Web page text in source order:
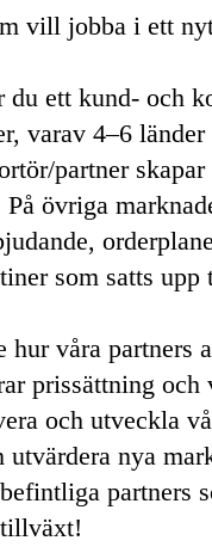
vill jobba i ett
du ett kund- och
varav 4–6
partner
övriga
som satts upp
hur våra partners
prissättning och
och utveckla
nya
partners